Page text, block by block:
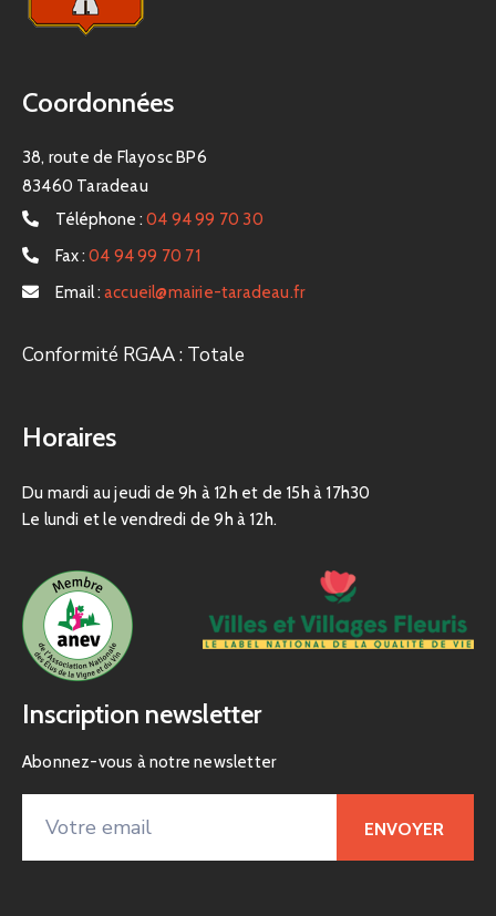
Coordonnées
38, route de Flayosc BP6
83460 Taradeau
Téléphone : 04 94 99 70 30
Fax : 04 94 99 70 71
Email : accueil@mairie-taradeau.fr
Conformité RGAA : Totale
Horaires
Du mardi au jeudi de 9h à 12h et de 15h à 17h30
Le lundi et le vendredi de 9h à 12h.
Inscription newsletter
Abonnez-vous à notre newsletter